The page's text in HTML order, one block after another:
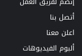
أتصل بنا
اعلن معنا
ألبوم الفيديوهات